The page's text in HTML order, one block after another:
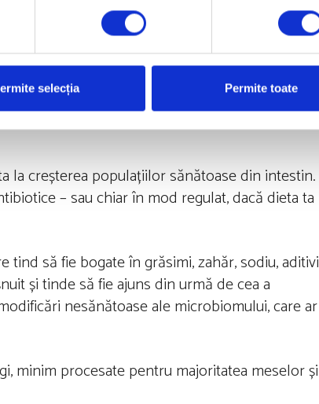
selecția Permite toate
conservate în mod natural de bacterii, care
și varză murată.
împotriva infecțiilor, dar pot fi și
boli, ele elimină și bacteriile utile, așa
la creșterea populațiilor sănătoase din intestin.
– sau chiar în mod regulat, dacă dieta ta
să fie bogate în grăsimi, zahăr, sodiu, aditivi
și tinde să fie ajuns din urmă de cea a
nesănătoase ale microbiomului, care ar
minim procesate pentru majoritatea meselor și